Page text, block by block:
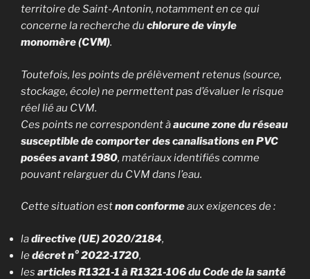
territoire de Saint-Antonin, notamment en ce qui
concerne la recherche du chlorure de vinyle
monomère (CVM).
Toutefois, les points de prélèvement retenus (source,
stockage, école) ne permettent pas d’évaluer le risque
réel lié au CVM.
Ces points ne correspondent àaucune zone du réseau
susceptible de comporter des canalisations en PVC
posées avant 1980, matériaux identifiés comme
pouvant relarguer du CVM dans l’eau.
Cette situation estnon conformeaux exigences de :
ladirective (UE) 2020/2184,
ledécret n° 2022‑1720,
les articles R1321‑1 à R1321‑106 du Code de la santé